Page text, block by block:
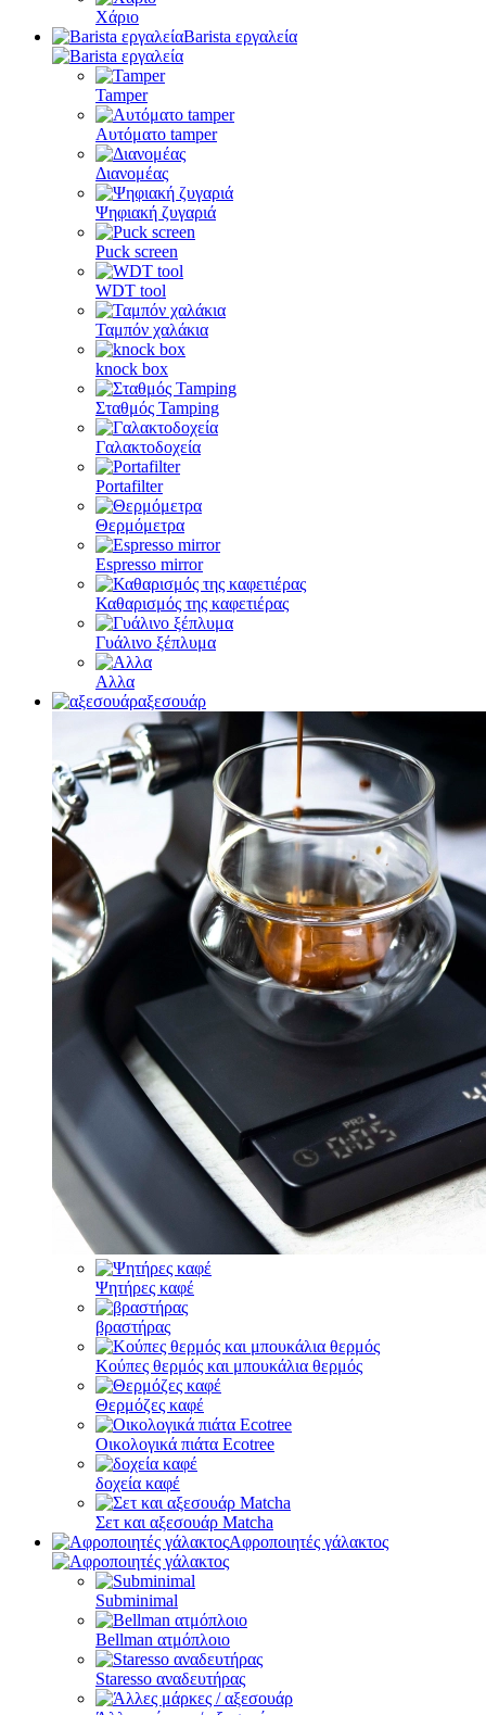
Χάριο
Barista εργαλεία
Tamper
Αυτόματο tamper
Διανομέας
Ψηφιακή ζυγαριά
Puck screen
WDT tool
Ταμπόν χαλάκια
knock box
Σταθμός Tamping
Γαλακτοδοχεία
Portafilter
Θερμόμετρα
Espresso mirror
Καθαρισμός της καφετιέρας
Γυάλινο ξέπλυμα
Αλλα
αξεσουάρ
Ψητήρες καφέ
βραστήρας
Κούπες θερμός και μπουκάλια θερμός
Θερμόζες καφέ
Οικολογικά πιάτα Ecotree
δοχεία καφέ
Σετ και αξεσουάρ Matcha
Αφροποιητές γάλακτος
Subminimal
Bellman ατμόπλοιο
Staresso αναδευτήρας